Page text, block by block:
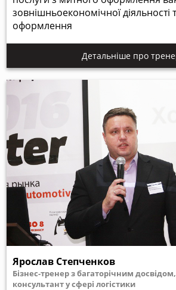
зовнішньоекономічної діяльності
оформлення
Детальніше про
Ярослав Степченков
Бізнес-тренер з багаторічним
консультант у сфері логістики